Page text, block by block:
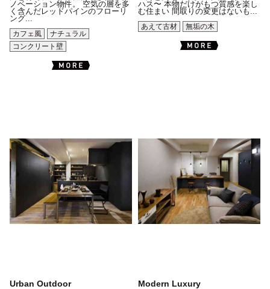
ノベーション物件。 空気の層を多
く含んだレッドパインのフローリ
ング...
カフェ風
ナチュラル
コンクリート壁
ハス〜 本物だけがもつ質感を楽し
む住まい 間取りの変更はないも...
あえて古材
無垢の木
Urban Outdoor Modern Luxury